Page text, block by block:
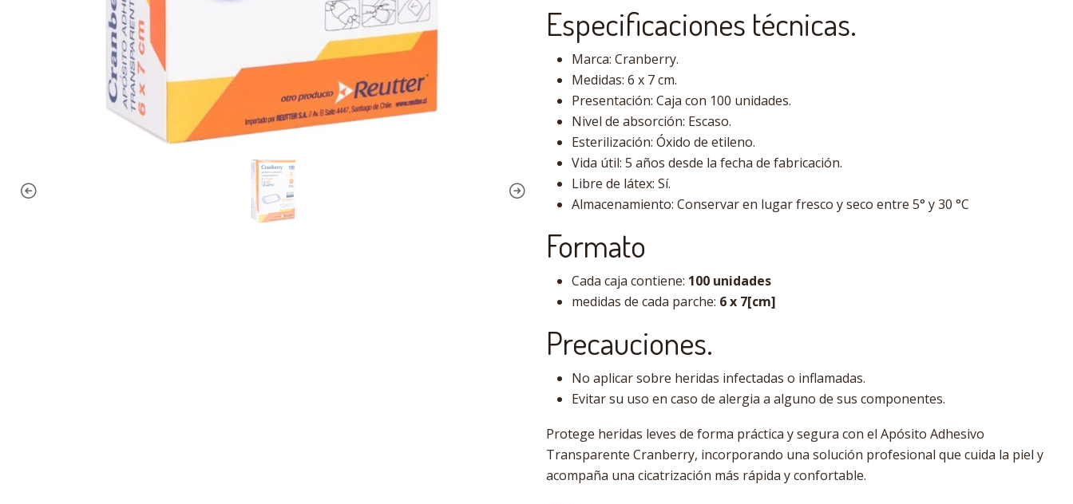
Especificaciones técnicas.
Marca: Cranberry.
Medidas: 6 x 7 cm.
Presentación: Caja con 100 unidades.
Nivel de absorción: Escaso.
Esterilización: Óxido de etileno.
Vida útil: 5 años desde la fecha de fabricación.
Libre de látex: Sí.
Almacenamiento: Conservar en lugar fresco y seco entre 5° y 30 °C
Formato
Cada caja contiene: 100 unidades
medidas de cada parche: 6 x 7[cm]
Precauciones.
No aplicar sobre heridas infectadas o inflamadas.
Evitar su uso en caso de alergia a alguno de sus componentes.
Protege heridas leves de forma práctica y segura con el Apósito Adhesivo
Transparente Cranberry, incorporando una solución profesional que cuida la piel y
acompaña una cicatrización más rápida y confortable.